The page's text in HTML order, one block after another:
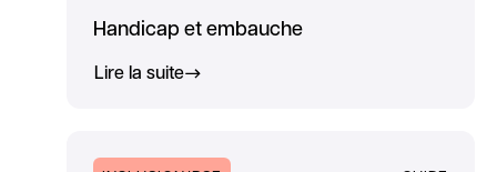
Handicap et embauche
Lire la suite